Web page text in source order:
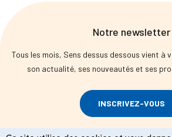
Notre newsletter
Tous les mois, Sens dessus dessous vient à
son actualité, ses nouveautés et ses
INSCRIVEZ-VOUS